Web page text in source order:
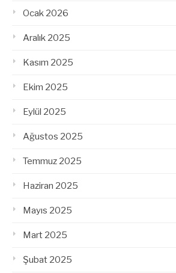
Ocak 2026
Aralık 2025
Kasım 2025
Ekim 2025
Eylül 2025
Ağustos 2025
Temmuz 2025
Haziran 2025
Mayıs 2025
Mart 2025
Şubat 2025